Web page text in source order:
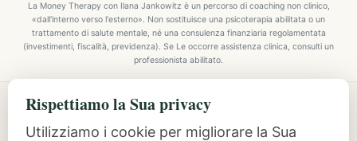
La Money Therapy con Ilana Jankowitz è un percorso di coaching non clinico,
«dall'interno verso l'esterno». Non sostituisce una psicoterapia abilitata o un
trattamento di salute mentale, né una consulenza finanziaria regolamentata
(investimenti, fiscalità, previdenza). Se Le occorre assistenza clinica, consulti un
professionista abilitato.
Explore Mindful Money Coaching
Programmes, archetypes, the Inside-Out Method, and
Rispettiamo la Sua privacy
Utilizziamo i cookie per migliorare la Sua